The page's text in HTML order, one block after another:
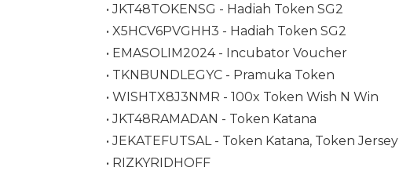
• JKT48TOKENSG - Hadiah Token SG2
• X5HCV6PVGHH3 - Hadiah Token SG2
• EMASOLIM2024 - Incubator Voucher
• TKNBUNDLEGYC - Pramuka Token
• WISHTX8J3NMR - 100x Token Wish N Win
• JKT48RAMADAN - Token Katana
• JEKATEFUTSAL - Token Katana, Token Jersey
• RIZKYRIDHOFF